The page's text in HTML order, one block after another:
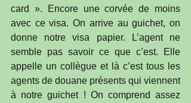
card ». Encore une corvée de moins
avec ce visa. On arrive au guichet, on
donne notre visa papier. L’agent ne
semble pas savoir ce que c’est. Elle
appelle un collègue et là c’est tous les
agents de douane présents qui viennent
à notre guichet ! On comprend assez